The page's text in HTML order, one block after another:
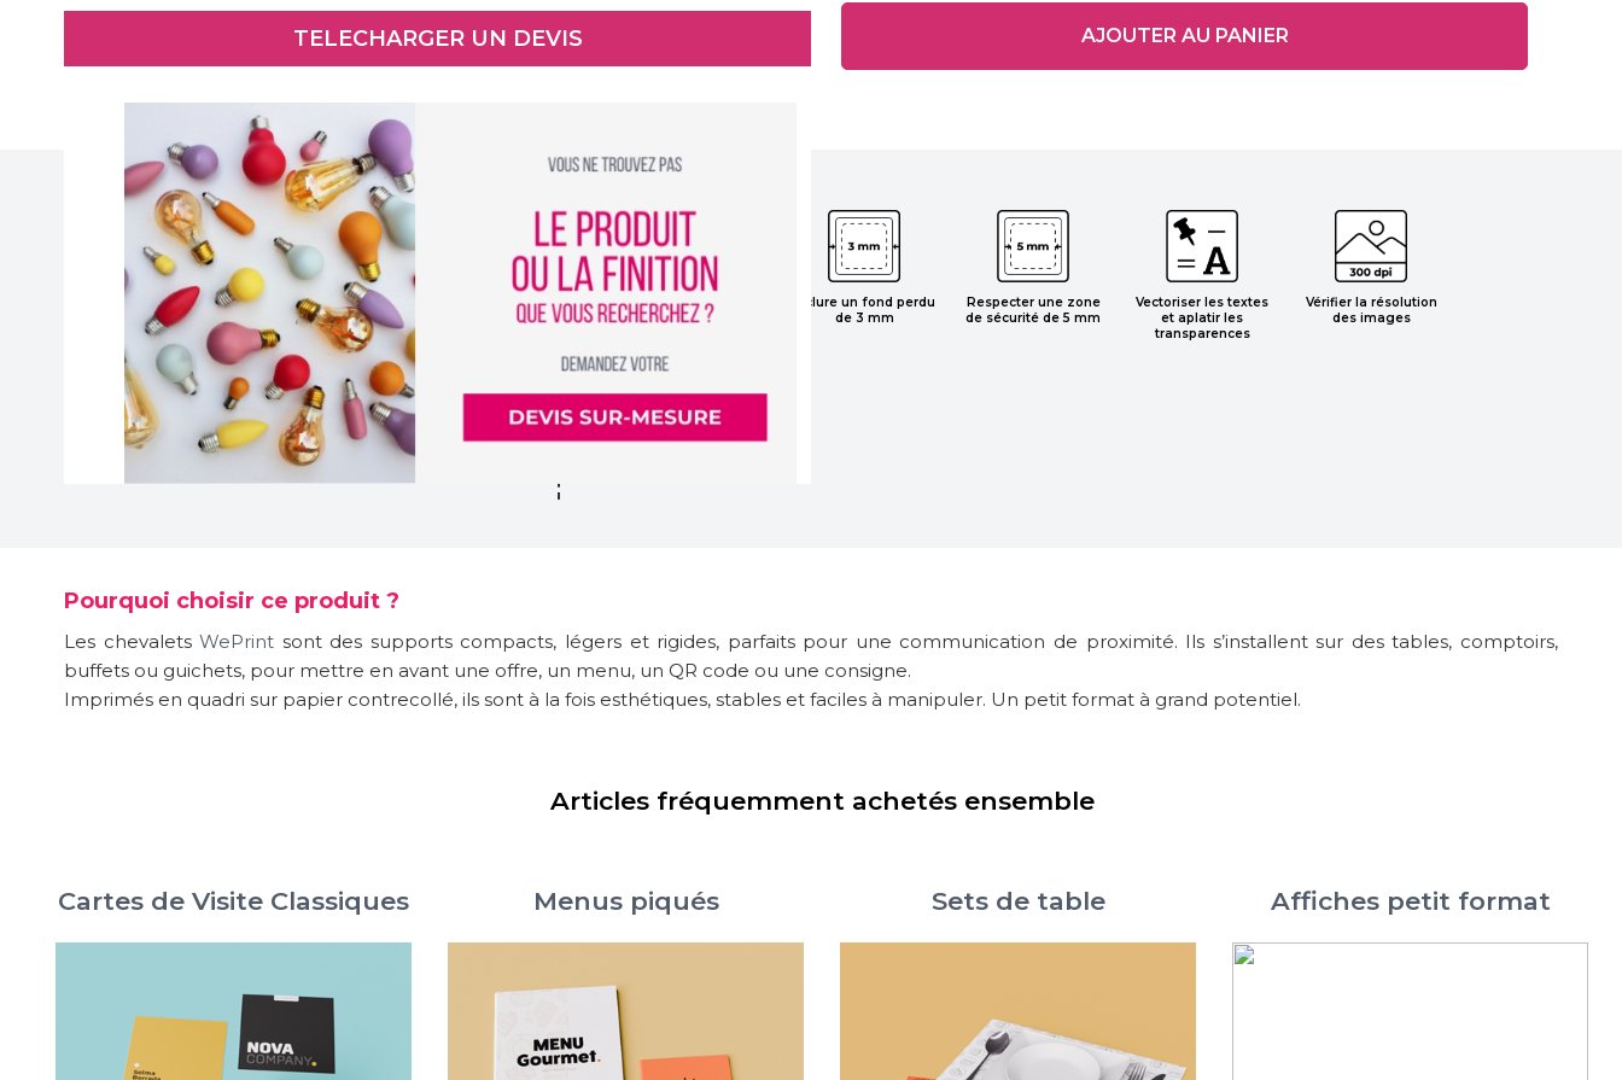
Pour une Impression
Irréprochable
Utiliser le mode
colorimétrique CMJN
Inclure un fond perdu
de 3 mm
Respecter une zone
de sécurité de 5 mm
Vectoriser les textes
et aplatir les
transparences
Vérifier la résolution
des images
Pourquoi choisir ce produit ?
Les chevaletsWePrint sont des supports compacts, légers et rigides, parfaits pour une communication de proximité. Ils s’installent sur des tables, comptoirs,
buffets ou guichets, pour mettre en avant une offre, un menu, un QR code ou une consigne.
Imprimés en quadri sur papier contrecollé, ils sont à la fois esthétiques, stables et faciles à manipuler. Un petit format à grand potentiel.
Articles fréquemment achetés ensemble
Cartes de Visite Classiques Menus piqués Sets de table Affiches petit format